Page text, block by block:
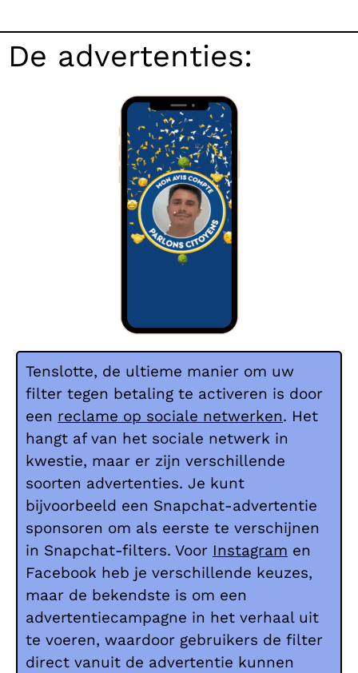
De advertenties:
Tenslotte, de ultieme manier om uw
filter tegen betaling te activeren is door
een reclame op sociale netwerken. Het
hangt af van het sociale netwerk in
kwestie, maar er zijn verschillende
soorten advertenties. Je kunt
bijvoorbeeld een Snapchat-advertentie
sponsoren om als eerste te verschijnen
in Snapchat-filters. Voor Instagram en
Facebook heb je verschillende keuzes,
maar de bekendste is om een
advertentiecampagne in het verhaal uit
te voeren, waardoor gebruikers de filter
direct vanuit de advertentie kunnen